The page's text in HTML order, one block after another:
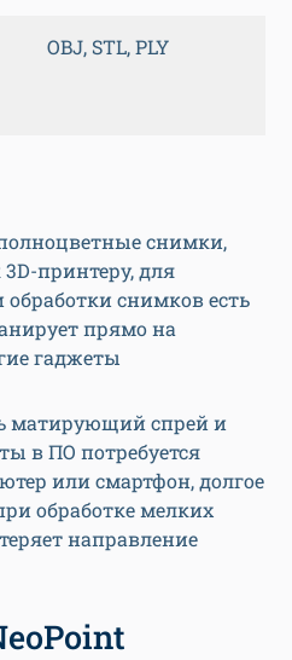
OBJ, STL, PLY
снимки,
принтеру, для
снимков есть
прямо на
гаджеты
матирующий спрей и
в ПО потребуется
или смартфон, долгое
обработке мелких
направление